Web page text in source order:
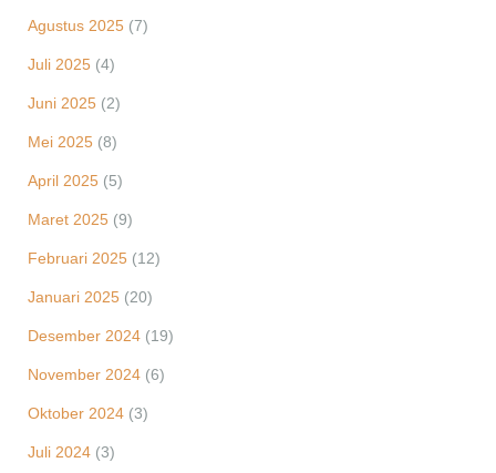
Agustus 2025 (7)
Juli 2025 (4)
Juni 2025 (2)
Mei 2025 (8)
April 2025 (5)
Maret 2025 (9)
Februari 2025 (12)
Januari 2025 (20)
Desember 2024 (19)
November 2024 (6)
Oktober 2024 (3)
Juli 2024 (3)